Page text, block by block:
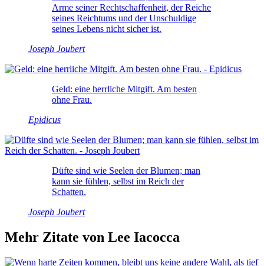
Arme seiner Rechtschaffenheit, der Reiche
seines Reichtums und der Unschuldige
seines Lebens nicht sicher ist.
Joseph Joubert
Geld: eine herrliche Mitgift. Am besten
ohne Frau.
Epidicus
Düfte sind wie Seelen der Blumen; man
kann sie fühlen, selbst im Reich der
Schatten.
Joseph Joubert
Mehr Zitate von Lee Iacocca